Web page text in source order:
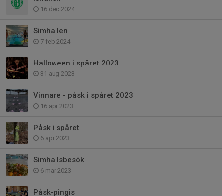
16 dec 2024
Simhallen
7 feb 2024
Halloween i spåret 2023
31 aug 2023
Vinnare - påsk i spåret 2023
16 apr 2023
Påsk i spåret
6 apr 2023
Simhallsbesök
6 mar 2023
Påsk-pingis